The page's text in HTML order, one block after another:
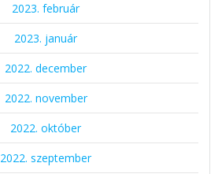
2023. február
2023. január
2022. december
2022. november
2022. október
2022. szeptember